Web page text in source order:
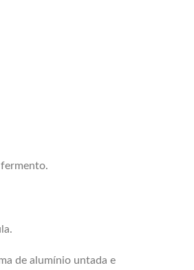
de alumínio untada e